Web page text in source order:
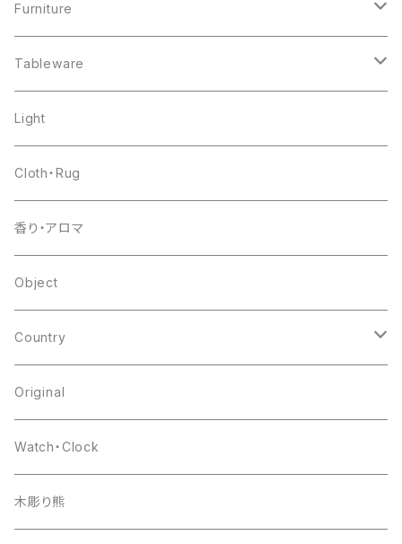
Furniture
chair
shelf
table
other
Tableware
pottery
glass
flower base
other
Light
Cloth・Rug
香り・アロマ
Object
Country
japan
europa
india
Original
Watch・Clock
木彫り熊